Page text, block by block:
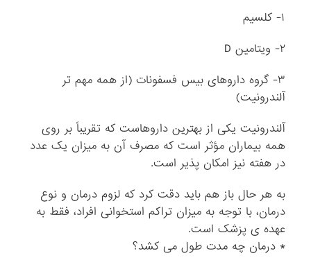
۱- کلسیم
۲- ویتامین D
۳- گروه داروهای بیس فسفونات (از همه مهم تر
آلندرونیت)
آلندرونیت یکی از بهترین داروهاست که تقریباً بر روی
همه بیماران مؤثر است که مصرف آن به میزان یک عدد
در هفته نیز امکان پذیر است.
به هر حال باز هم باید دقت کرد که لزوم درمان و نوع
درمان، با توجه به میزان تراکم استخوانی افراد، فقط به
عهده ی پزشک است.
* درمان چه مدت طول می کشد؟